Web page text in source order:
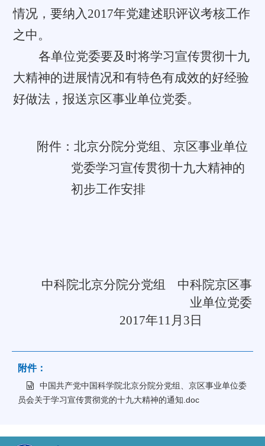
情况，要纳入2017年党建述职评议考核工作
之中。
各单位党委要及时将学习宣传贯彻十九
大精神的进展情况和有特色有成效的好经验
好做法，报送京区事业单位党委。
附件：北京分院分党组、京区事业单位
党委学习宣传贯彻十九大精神的
初步工作安排
中科院北京分院分党组
中科院京区事
业单位党委
2017年11月 3 日
附件：
中国共产党中国科学院北京分院分党组、京区事业单位委
员会关于学习宣传贯彻党的十九大精神的通知.doc